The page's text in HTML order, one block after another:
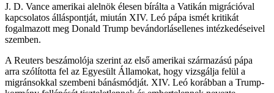
J. D. Vance amerikai alelnök élesen bírálta a Vatikán migrációval
kapcsolatos álláspontját, miután XIV. Leó pápa ismét kritikát
fogalmazott meg Donald Trump bevándorlásellenes intézkedéseivel
szemben.
A Reuters beszámolója szerint az első amerikai származású pápa
arra szólította fel az Egyesült Államokat, hogy vizsgálja felül a
migránsokkal szembeni bánásmódját. XIV. Leó korábban a Trump-